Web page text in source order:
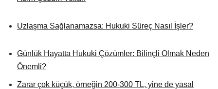
Uzlaşma Sağlanamazsa: Hukuki Süreç Nasıl İşler?
Günlük Hayatta Hukuki Çözümler: Bilinçli Olmak Neden
Önemli?
Zarar çok küçük, örneğin 200-300 TL, yine de yasal